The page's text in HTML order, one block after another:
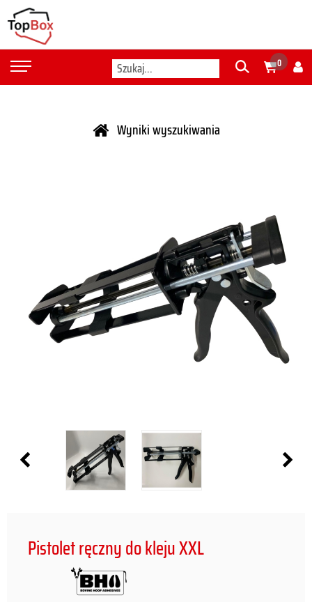
0
Wyniki wyszukiwania
Pistolet ręczny do kleju XXL